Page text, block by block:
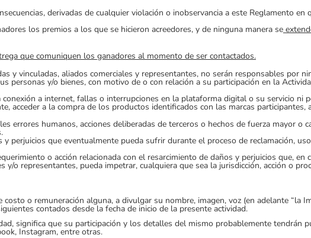
derivadas de cualquier violación o inobservancia a este Reglamento en
los premios a los que se hicieron acreedores, y de ninguna manera se
que comuniquen los ganadores al momento de ser contactados.
y vinculadas, aliados comerciales y representantes, no serán responsables por
personas y/o bienes, con motivo de o con relación a su participación en la
a internet, fallas o interrupciones en la plataforma digital o su servicio ni
acceder a la compra de los productos identificados con las marcas participantes,
errores humanos, acciones deliberadas de terceros o hechos de fuerza mayor
perjuicios que eventualmente pueda sufrir durante el proceso de reclamación,
o acción relacionada con el resarcimiento de daños y perjuicios que, en
o representantes, pueda impetrar, cualquiera que sea la jurisdicción, acción o
o remuneración alguna, a divulgar su nombre, imagen, voz (en adelante “la
contados desde la fecha de inicio de la presente actividad.
significa que su participación y los detalles del mismo probablemente tendrán
Instagram, entre otras.